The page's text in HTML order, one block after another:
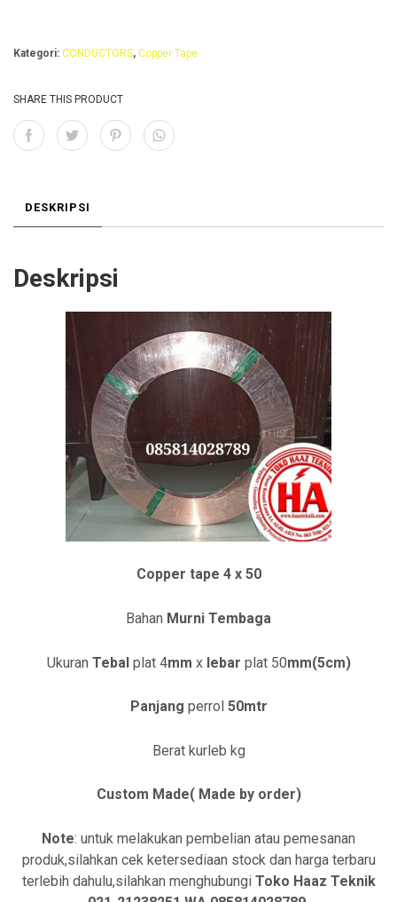
Kategori: CONDUCTORS, Copper Tape
SHARE THIS PRODUCT
DESKRIPSI
Deskripsi
Copper tape 4 x 50
Bahan Murni Tembaga
Ukuran Tebalplat 4mm x lebar plat 50mm(5cm)
Panjang perrol 50mtr
Berat kurleb kg
Custom Made( Made by order)
Note: untuk melakukan pembelian atau pemesanan
produk,silahkan cek ketersediaan stock dan harga terbaru
terlebih dahulu,silahkan menghubungi Toko Haaz Teknik